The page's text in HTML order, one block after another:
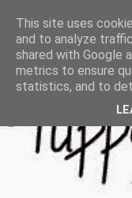
This site uses
and to analyze
shared with Google
metrics to ensure
statistics, and to